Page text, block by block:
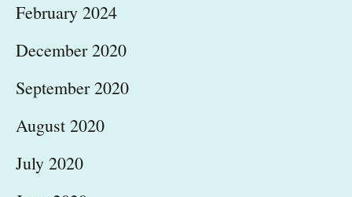
February 2024
December 2020
September 2020
August 2020
July 2020